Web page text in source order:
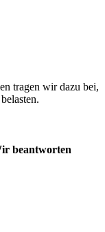
tragen wir dazu bei,
beantworten